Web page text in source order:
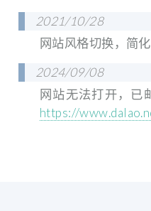
2021/10/28
网站风格切换，简
2024/09/08
网站无法打开，已
https://